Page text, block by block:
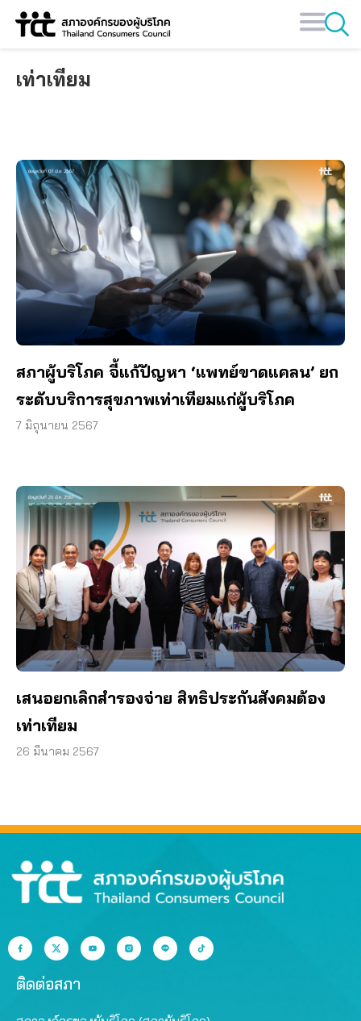
Skip
เท่าเทียม
สภาผู้บริโภค จี้แก้ปัญหา ‘แพทย์ขาดแคลน’ ยก
ระดับบริการสุขภาพเท่าเทียมแก่ผู้บริโภค
7 มิถุนายน 2567
เสนอยกเลิกสำรองจ่าย สิทธิประกันสังคมต้อง
เท่าเทียม
26 มีนาคม 2567
ติดต่อสภา